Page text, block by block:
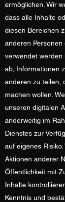
ermöglichen. Wir
dass alle Inhalte
diesen Bereichen
anderen
verwendet werden
ab, Informationen
anderen zu teilen,
machen wollen.
unseren digitalen
anderweitig im
Dienstes zur
auf eigenes
Aktionen anderer
Öffentlichkeit mit
Inhalte
Kenntnis und